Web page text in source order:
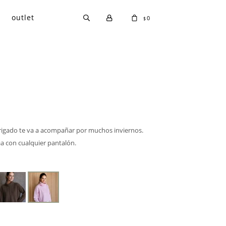
outlet $0
te va a acompañar por muchos inviernos.
con cualquier pantalón.